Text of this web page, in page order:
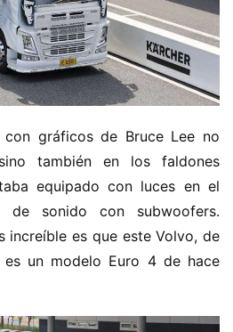
gráficos de Bruce Lee no
también en los faldones
equipado con luces en el
sonido con subwoofers.
increíble es que este Volvo, de
es un modelo Euro 4 de hace